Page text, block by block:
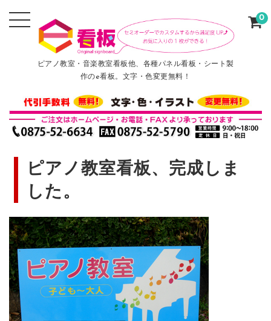
ピアノ教室・音楽教室看板他、各種パネル看板・シート製
作のe看板。文字・色変更無料！
0
ピアノ教室看板、完成しま
した。